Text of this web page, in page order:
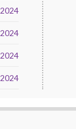
2024
2024
2024
2024